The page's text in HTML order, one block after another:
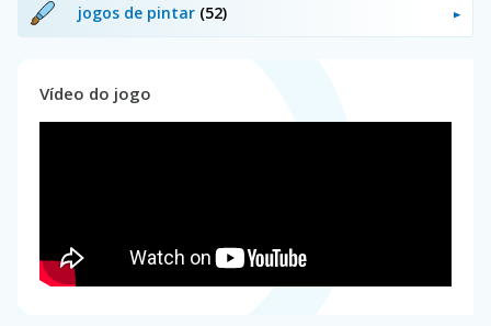
jogos de pintar (52)
Vídeo do jogo